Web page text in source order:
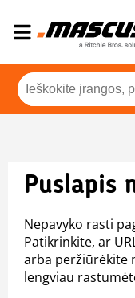
Puslapis
Nepavyko rasti
Patikrinkite, ar
arba peržiūrėkite
lengviau